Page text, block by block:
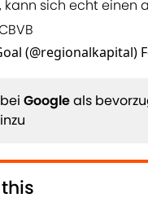
kann sich echt einen
(@regionalkapital)
Googleals